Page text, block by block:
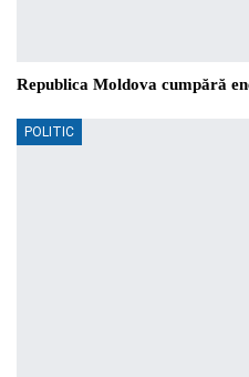
Republica Moldova cumpără
POLITIC